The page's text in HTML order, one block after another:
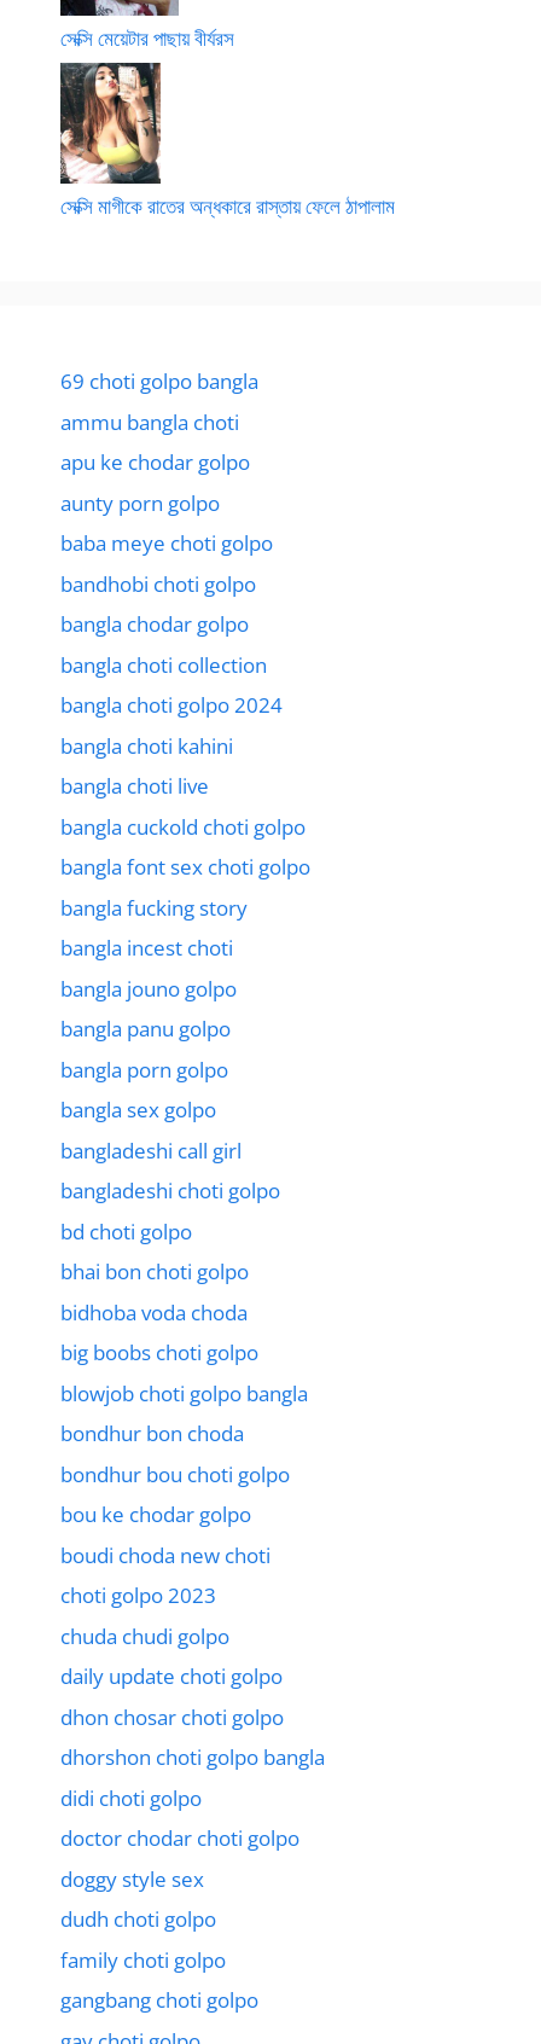
সেক্সি মেয়েটার পাছায় বীর্যরস
সেক্সি মাগীকে রাতের অন্ধকারে রাস্তায় ফেলে ঠাপালাম
69 choti golpo bangla
ammu bangla choti
apu ke chodar golpo
aunty porn golpo
baba meye choti golpo
bandhobi choti golpo
bangla chodar golpo
bangla choti collection
bangla choti golpo 2024
bangla choti kahini
bangla choti live
bangla cuckold choti golpo
bangla font sex choti golpo
bangla fucking story
bangla incest choti
bangla jouno golpo
bangla panu golpo
bangla porn golpo
bangla sex golpo
bangladeshi call girl
bangladeshi choti golpo
bd choti golpo
bhai bon choti golpo
bidhoba voda choda
big boobs choti golpo
blowjob choti golpo bangla
bondhur bon choda
bondhur bou choti golpo
bou ke chodar golpo
boudi choda new choti
choti golpo 2023
chuda chudi golpo
daily update choti golpo
dhon chosar choti golpo
dhorshon choti golpo bangla
didi choti golpo
doctor chodar choti golpo
doggy style sex
dudh choti golpo
family choti golpo
gangbang choti golpo